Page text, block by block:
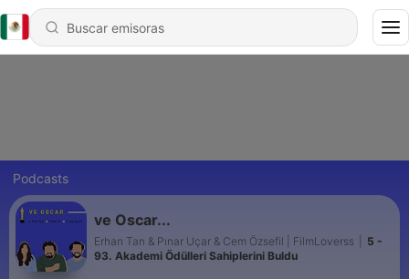
Podcasts
ve Oscar...
Erhan Tan & Pınar Uçar & Cem Özsefil | FilmLoverss
5 -
93. Akademi Ödülleri Sahiplerini Buldu